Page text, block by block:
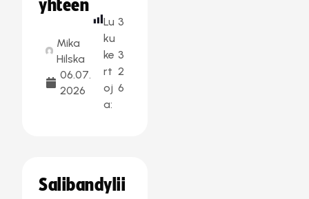
yhteen
Mika
Hilska
06.07.
2026
Lu
ku
ke
rt
oj
a:
3
3
2
6
Salibandylii